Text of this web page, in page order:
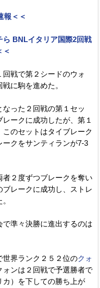
報＜＜
ら BNLイタリア国際2回戦
＜
回戦で第２シードのウォ
に駒を進めた。
なった２回戦の第１セッ
ークに成功したが、第１
のセットはタイブレーク
クをサンティランが7-3
２度ずつブレークを奪い
レークに成功し、ストレ
準々決勝に進出するのは
世界ランク２５２位のクォ
ォンは２回戦で予選勝者で
カ）を下しての勝ち上が